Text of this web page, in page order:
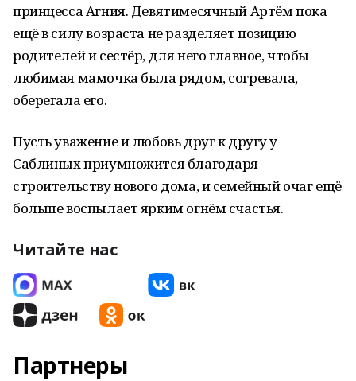
принцесса Агния. Девятимесячный Артём пока
ещё в силу возраста не разделяет позицию
родителей и сестёр, для него главное, чтобы
любимая мамочка была рядом, согревала,
оберегала его.
Пусть уважение и любовь друг к другу у
Саблиных приумножится благодаря
строительству нового дома, и семейный очаг ещё
больше воспылает ярким огнём счастья.
Читайте нас
Партнеры